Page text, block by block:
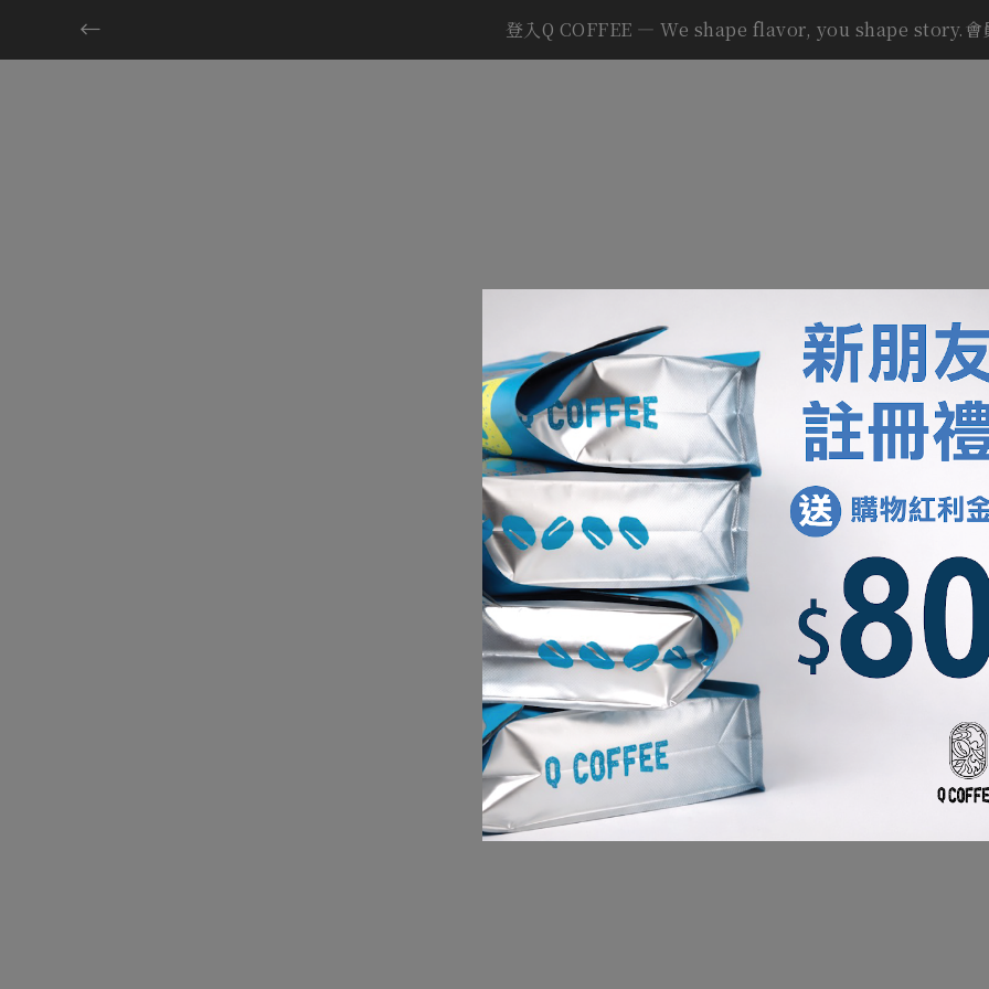
登入Q COFFEE — We shape flavor, you shape story.會
以Facebook帳號繼續
或
帳號
密碼
登入
忘記密碼？
還不是會員？ 點我註冊